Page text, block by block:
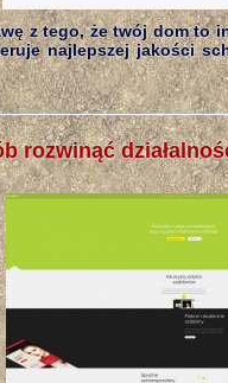
z tego, że twój dom to
najlepszej jakości
rozwinąć